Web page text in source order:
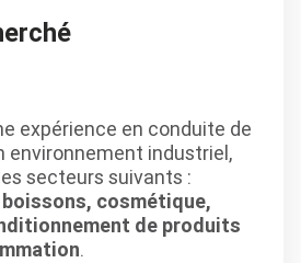
expérience en conduite de
environnement industriel,
secteurs suivants :
cosmétique,
de produits
.